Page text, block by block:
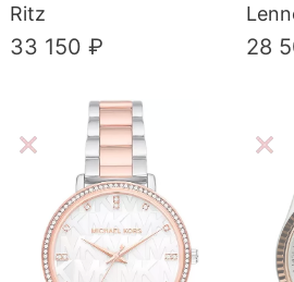
Ritz
33 150 ₽ 28